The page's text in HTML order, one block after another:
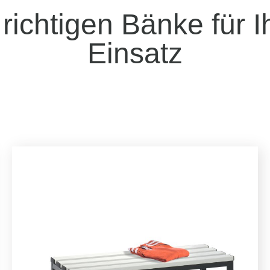
Bänke für
Einsatz